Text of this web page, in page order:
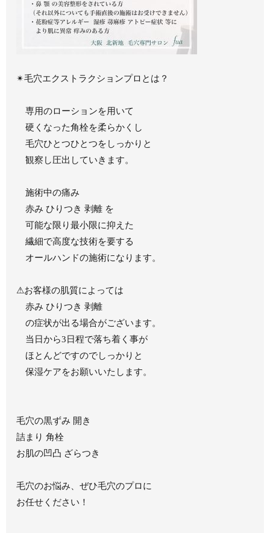
✴︎毛穴エクストラクションプロとは？
専用のローションを用いて
硬くなった角栓を柔らかくし
毛穴ひとつひとつをしっかりと
観察し圧出していきます。
施術中の痛み
赤み ひりつき 剥離 を
可能な限り最小限に抑えた
繊細で高度な技術を要する
オールハンドの施術になります。
⚠︎お客様の肌質によっては
赤み ひりつき 剥離
の症状が出る場合がございます。
当日から3日程で落ち着く事が
ほとんどですのでしっかりと
保湿ケアをお願いいたします。
毛穴の黒ずみ 開き
詰まり 角栓
お肌の凹凸 ざらつき
毛穴のお悩み、ぜひ毛穴のプロに
お任せください！